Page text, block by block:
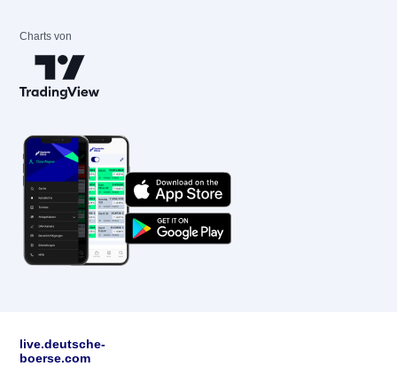
Charts von
live.deutsche-
boerse.com